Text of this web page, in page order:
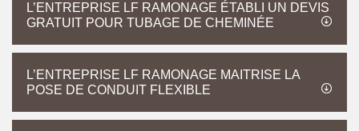
L’ENTREPRISE LF RAMONAGE ÉTABLI UN DEVIS
GRATUIT POUR TUBAGE DE CHEMINÉE
L’ENTREPRISE LF RAMONAGE MAITRISE LA
POSE DE CONDUIT FLEXIBLE